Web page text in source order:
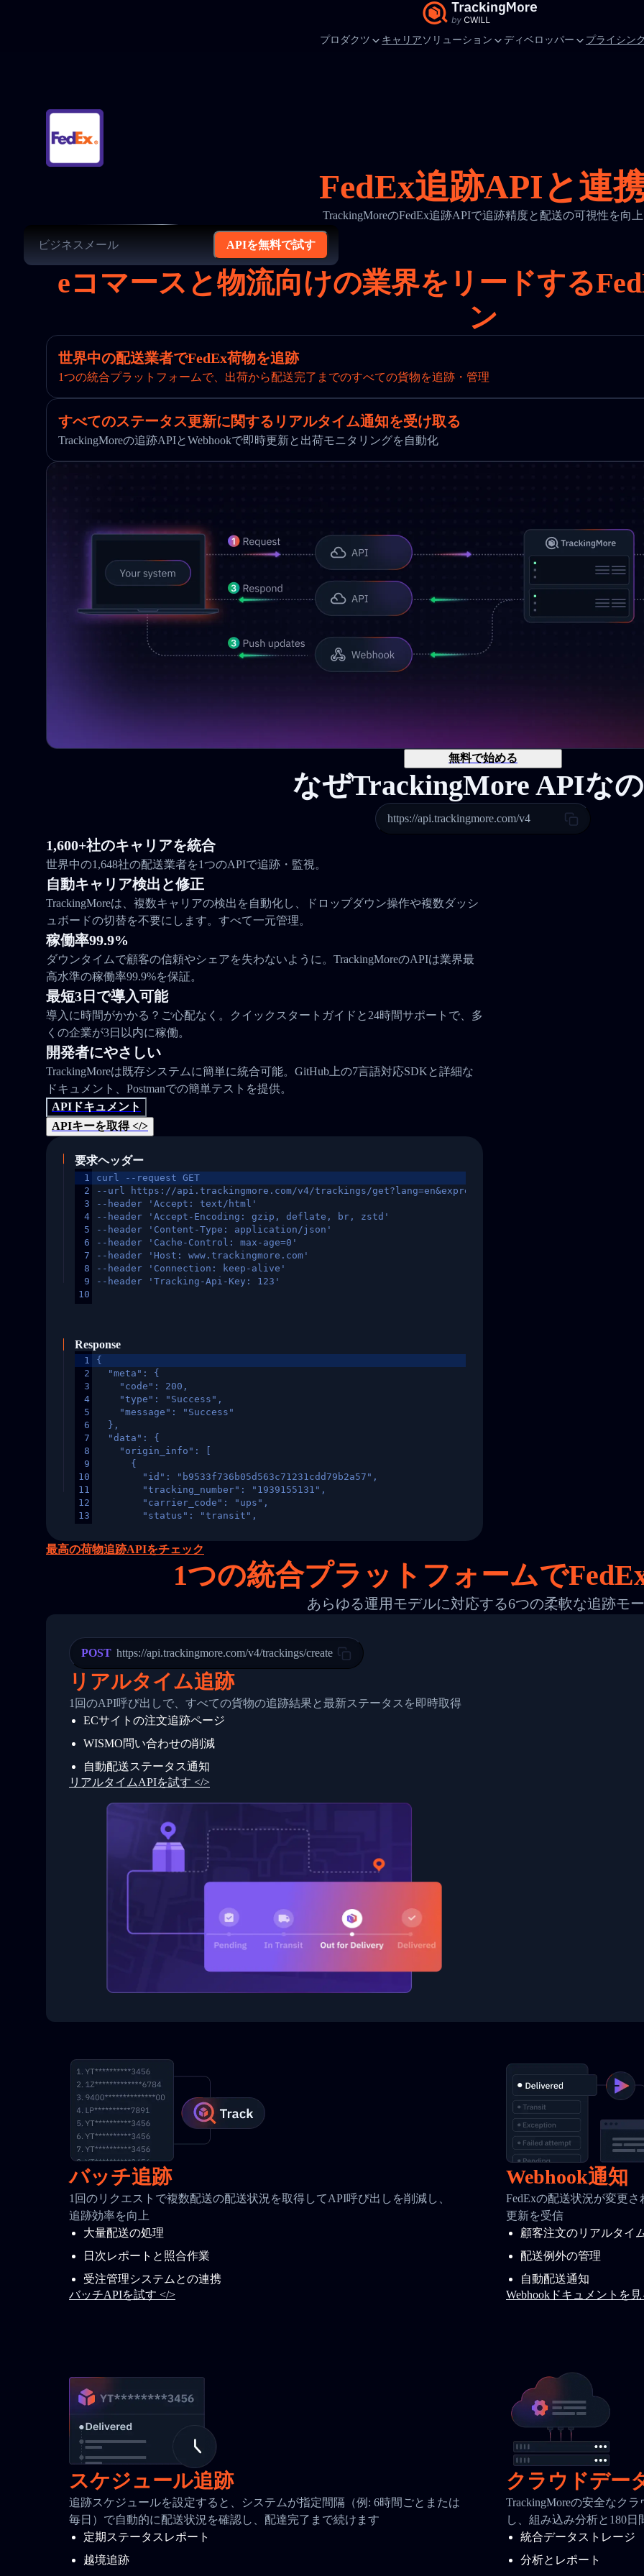
プロダクツ キャリア ソリューション ディベロッパー プライシン
FedEx追跡APIと連
TrackingMoreのFedEx追跡APIで追跡精度と配送の可視性を向上
APIを無料で試す
eコマースと物流向けの業界をリードする
ン
世界中の配送業者でFedEx荷物を追跡
1つの統合プラットフォームで、出荷から配送完了までのすべての貨物を追跡・管理
すべてのステータス更新に関するリアルタイム通知を受け取る
TrackingMoreの追跡APIとWebhookで即時更新と出荷モニタリングを自動化
無料で始める
なぜTrackingMore APIな
https://api.trackingmore.com/v4
1,600+社のキャリアを統合
世界中の1,648社の配送業者を1つのAPIで追跡・監視。
自動キャリア検出と修正
TrackingMoreは、複数キャリアの検出を自動化し、ドロップダウン操作や複数ダッシ
ュボードの切替を不要にします。すべて一元管理。
稼働率99.9%
ダウンタイムで顧客の信頼やシェアを失わないように。TrackingMoreのAPIは業界最
高水準の稼働率99.9%を保証。
最短3日で導入可能
導入に時間がかかる？ご心配なく。クイックスタートガイドと24時間サポートで、多
くの企業が3日以内に稼働。
開発者にやさしい
TrackingMoreは既存システムに簡単に統合可能。GitHub上の7言語対応SDKと詳細な
ドキュメント、Postmanでの簡単テストを提供。
APIドキュメント
APIキーを取得 </>
要求ヘッダー
1
2
3
4
5
6
7
8
9
10
curl --request GET
--url https://api.trackingmore.com/v4/trackings/get?lang=en&express=ups&tracknumber=1939155131
--header 'Accept: text/html'
--header 'Accept-Encoding: gzip, deflate, br, zstd'
--header 'Content-Type: application/json'
--header 'Cache-Control: max-age=0'
--header 'Host: www.trackingmore.com'
--header 'Connection: keep-alive'
--header 'Tracking-Api-Key: 123'
Response
1
2
3
4
5
6
7
8
9
10
11
12
13
15
16
24
25
26
27
28
29
31
32
33
34
{
  "meta": {
    "code": 200,
    "type": "Success",
    "message": "Success"
  },
  "data": {
    "origin_info": [
      {
        "id": "b9533f736b05d563c71231cdd79b2a57",
        "tracking_number": "1939155131",
        "carrier_code": "ups",
        "status": "transit",
        "destination_country": "United States",
        "itemTimeLength": 2,
        "weblink": "",
        "phone": null,
"Details": "Departed Facility in HONG KONG-HONG KONG, HONG KONG-HONG KONG,2017-03-
          },
          {
            "Date": "2017-03-06 15:28:00",
            "StatusDescription": "Shipment picked up",
            "Details": "BEIJING-CHINA,PEOPLES REPUBLIC"
          }
        ]
      }
    ]
  }
}
最高の荷物追跡APIをチェック
1つの統合プラットフォームで
あらゆる運用モデルに対応する6つの柔軟な追跡モ
POST https://api.trackingmore.com/v4/trackings/create
リアルタイム追跡
1回のAPI呼び出しで、すべての貨物の追跡結果と最新ステータスを即時取得
ECサイトの注文追跡ページ
WISMO問い合わせの削減
自動配送ステータス通知
リアルタイムAPIを試す </>
バッチ追跡
1回のリクエストで複数配送の配送状況を取得してAPI呼び出しを削減し、
追跡効率を向上
大量配送の処理
日次レポートと照合作業
受注管理システムとの連携
バッチAPIを試す </>
Webhook通知
FedExの配送状況が変更
更新を受信
顧客注文のリアルタイ
配送例外の管理
自動配送通知
Webhookドキュメントを
スケジュール追跡
追跡スケジュールを設定すると、システムが指定間隔（例: 6時間ごとまたは
毎日）で自動的に配送状況を確認し、配達完了まで続けます
定期ステータスレポート
越境追跡
クラウドデー
TrackingMoreの安全なク
し、組み込み分析と180
統合データストレージ
分析とレポート